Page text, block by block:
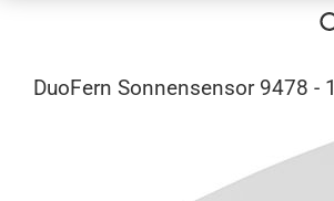
DuoFern Sonnensensor 9478 - 1